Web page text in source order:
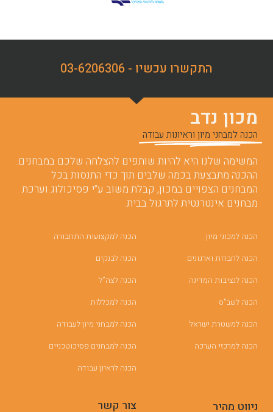
התקשרו עכשיו - 03-6206306
מכון נדב
הכנה למבחני מיון וראיונות עבודה
המשימה שלנו היא להיות שותפים להצלחה שלכם במבחנים.
ההכנה מתבצעת בכמה שלבים תוך כדי התנסות בכל
המבחנים הצפויים במכון, קבלת משוב ע”י פסיכולוג וערכת
מבחנים אינטרנטית לתרגול בבית.
הכנה למכוני מיון
הכנה לחברות וארגונים
הכנה לנציבות המדינה
הכנה לשב"ס
הכנה למשטרת ישראל
הכנה למרכזי הערכה
הכנה למקצועות התחבורה
הכנה לבנקים
הכנה לצה”ל
הכנה למכללות
הכנה למבחני מיון לעבודה
הכנה למבחנים פסיכוטכניים
הכנה לראיון עבודה
ניווט מהיר צור קשר